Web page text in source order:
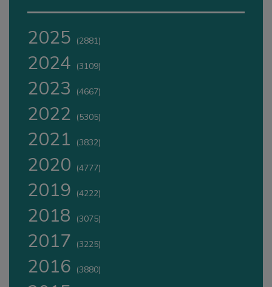
2025 (2881)
2024 (3109)
2023 (4667)
2022 (5305)
2021 (3832)
2020 (4777)
2019 (4222)
2018 (3075)
2017 (3225)
2016 (3880)